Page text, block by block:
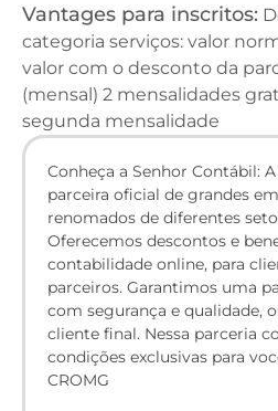
Vantages para inscritos:
categoria serviços: valor
valor com o desconto da
(mensal) 2 mensalidades
segunda mensalidade
Conheça a Senhor Contábil:
parceira oficial de grandes
renomados de diferentes
Oferecemos descontos e
contabilidade online, para
parceiros. Garantimos uma
com segurança e qualidade,
cliente final. Nessa parceria
condições exclusivas para
CROMG